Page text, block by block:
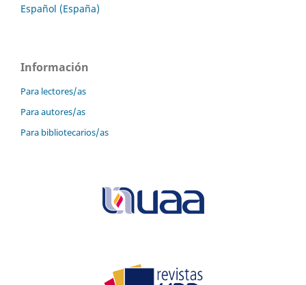
Español (España)
Información
Para lectores/as
Para autores/as
Para bibliotecarios/as